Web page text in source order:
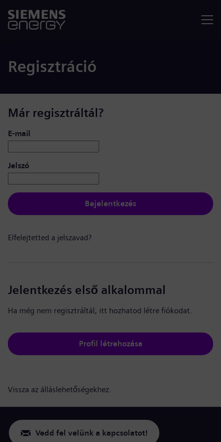
Regisztráció
Már regisztráltál?
Bejelentkezés: felhasználó és jelszó
E-mail
Jelszó
Bejelentkezés
Elfelejtetted a jelszavad?
Jelentkezés első alkalommal
Ha még nem regisztráltál, itt hozhatod létre fiókodat.
Profil létrehozása
Vissza az álláslehetőségekhez.
Vedd fel velünk a kapcsolatot!